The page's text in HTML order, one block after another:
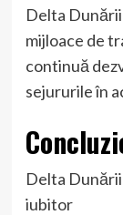
Delta
mijloace de
continuă
sejururile în
Delta
iubitor